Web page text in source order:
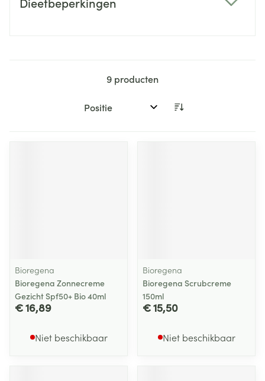
9 producten
Sorteer op:
Bioregena
Bioregena Zonnecreme
Gezicht Spf50+ Bio 40ml
€ 16,89
Niet beschikbaar
Bioregena
Bioregena Scrubcreme
150ml
€ 15,50
Niet beschikbaar